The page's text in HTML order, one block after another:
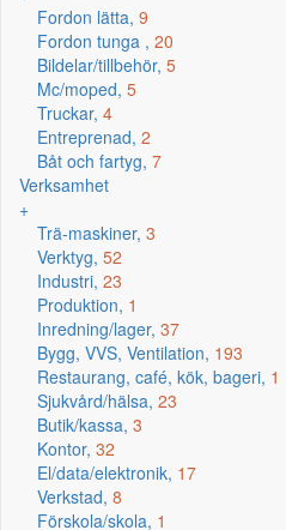
Fordon lätta, 9
Fordon tunga , 20
Bildelar/tillbehör, 5
Mc/moped, 5
Truckar, 4
Entreprenad, 2
Båt och fartyg, 7
Verksamhet
+
Trä-maskiner, 3
Verktyg, 52
Industri, 23
Produktion, 1
Inredning/lager, 37
Bygg, VVS, Ventilation, 193
Restaurang, café, kök, bageri, 1
Sjukvård/hälsa, 23
Butik/kassa, 3
Kontor, 32
El/data/elektronik, 17
Verkstad, 8
Förskola/skola, 1